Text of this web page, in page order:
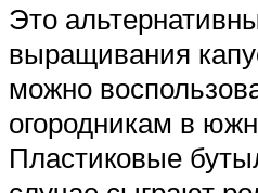
Это
выращивания
можно
огородникам в
Пластиковые